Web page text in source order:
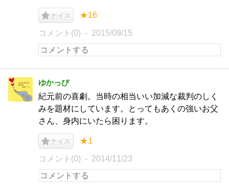
ナイス ★16
コメント(0) 2015/09/15
ゆかっぴ
紀元前の喜劇。当時の相当いい加減な裁判のしく
みを題材にしています。とってもあくの強いお父
さん、身内にいたら困ります。
ナイス ★1
コメント(0) 2014/11/23